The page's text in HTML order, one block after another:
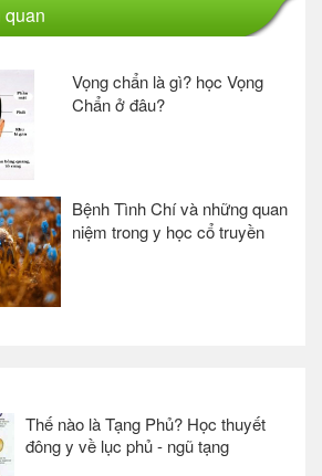
quan
Vọng chẩn là gì? học Vọng
Chẩn ở đâu?
Bệnh Tình Chí và những quan
niệm trong y học cổ truyền
Thế nào là Tạng Phủ? Học thuyết
đông y về lục phủ - ngũ tạng